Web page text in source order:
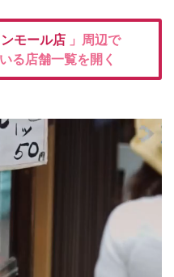
モール店 」周辺で
る店舗一覧を開く